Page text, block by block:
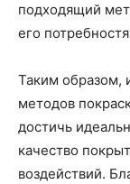
подходящий
его
Таким образом,
методов
достичь
качество
воздействий.